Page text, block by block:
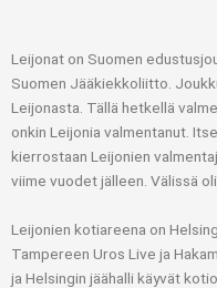
Leijonat on Suomen
Suomen Jääkiekkoliitto.
Leijonasta. Tällä hetkellä
onkin Leijonia valmentanut.
kierrostaan Leijonien
viime vuodet jälleen. Välissä
Leijonien kotiareena on
Tampereen Uros Live ja
ja Helsingin jäähalli käyvät